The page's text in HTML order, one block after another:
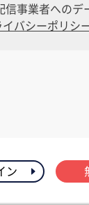
事業者へのデ
イバシーポリシ
ン